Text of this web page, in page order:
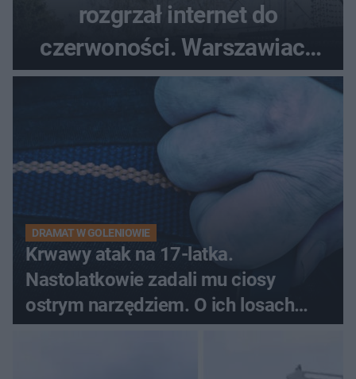
rozgrzał internet do
czerwoności. Warszawiacy
pytali, czy to Mad Max!
DRAMAT W GOLENIOWIE
Krwawy atak na 17-latka.
Nastolatkowie zadali mu ciosy
ostrym narzędziem. O ich losach
zdecyduje sąd rodzinny